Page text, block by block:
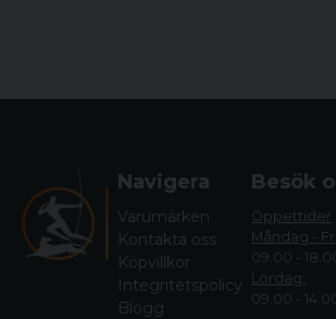
Navigera
Varumärken
Kontakta oss
Köpvillkor
Integritetspolicy
Blogg
Besök
Öppettider
Måndag -
09.00 -
Lördag:
09.00 -